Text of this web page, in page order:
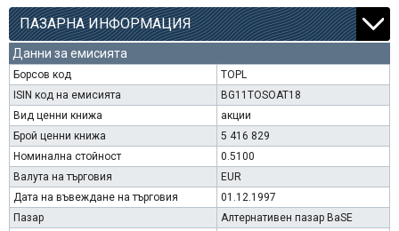
ПАЗАРНА ИНФОРМАЦИЯ
Данни за емисията
Борсов код
TOPL
ISIN код на емисията
BG11TOSOAT18
Вид ценни книжа
акции
Брой ценни книжа
5 416 829
Номинална стойност
0.5100
Валута на търговия
EUR
Дата на въвеждане на търговия
01.12.1997
Пазар
Алтернативен пазар BaSE